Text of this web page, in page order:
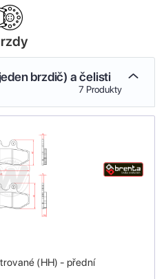
brzdič) a čelisti
7 Produkty
(HH) - přední